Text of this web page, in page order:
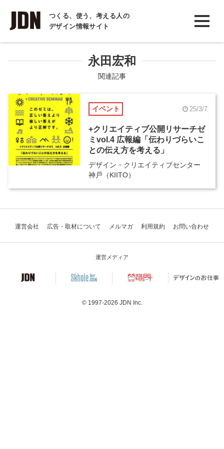
つくる、使う、考える人の
デザイン情報サイト
INTERVIEW
インタビュー
COLUMN
コラム
永田宏和
関連記事
イベント 25/3/7
+クリエイティブ公開リサーチゼ
ミvol.4 広報編「伝わりづらいこ
との伝え方を考える」
デザイン・クリエイティブセンター
神戸（KIITO）
運営会社 広告・取材について メルマガ 利用規約 お問い合わせ
運営メディア
© 1997-2026 JDN Inc.